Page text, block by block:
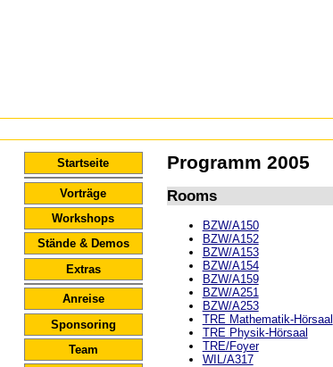
Startseite
Vorträge
Workshops
Stände & Demos
Extras
Anreise
Sponsoring
Team
Programm 2005
Rooms
BZW/A150
BZW/A152
BZW/A153
BZW/A154
BZW/A159
BZW/A251
BZW/A253
TRE Mathematik-Hörsaal
TRE Physik-Hörsaal
TRE/Foyer
WIL/A317